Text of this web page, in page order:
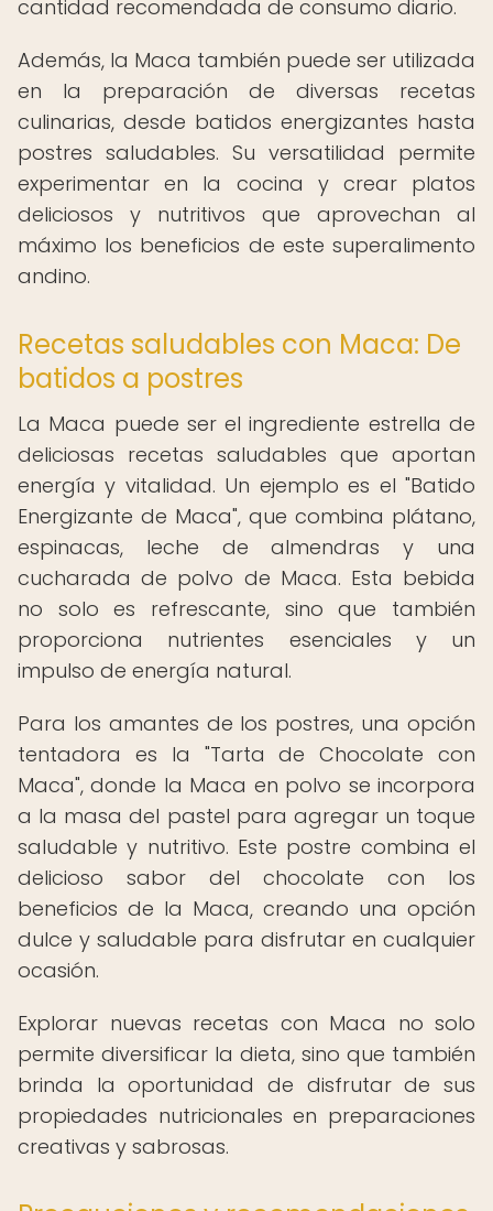
cantidad recomendada de consumo diario.
Además, la Maca también puede ser utilizada
en la preparación de diversas recetas
culinarias, desde batidos energizantes hasta
postres saludables. Su versatilidad permite
experimentar en la cocina y crear platos
deliciosos y nutritivos que aprovechan al
máximo los beneficios de este superalimento
andino.
Recetas saludables con Maca: De
batidos a postres
La Maca puede ser el ingrediente estrella de
deliciosas recetas saludables que aportan
energía y vitalidad. Un ejemplo es el "Batido
Energizante de Maca", que combina plátano,
espinacas, leche de almendras y una
cucharada de polvo de Maca. Esta bebida
no solo es refrescante, sino que también
proporciona nutrientes esenciales y un
impulso de energía natural.
Para los amantes de los postres, una opción
tentadora es la "Tarta de Chocolate con
Maca", donde la Maca en polvo se incorpora
a la masa del pastel para agregar un toque
saludable y nutritivo. Este postre combina el
delicioso sabor del chocolate con los
beneficios de la Maca, creando una opción
dulce y saludable para disfrutar en cualquier
ocasión.
Explorar nuevas recetas con Maca no solo
permite diversificar la dieta, sino que también
brinda la oportunidad de disfrutar de sus
propiedades nutricionales en preparaciones
creativas y sabrosas.